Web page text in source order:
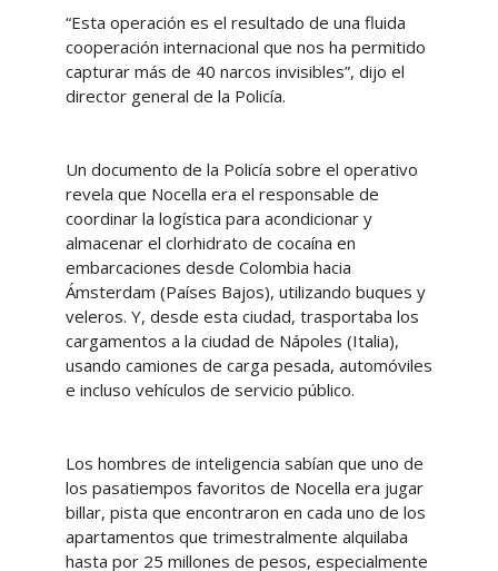
“Esta operación es el resultado de una fluida
cooperación internacional que nos ha permitido
capturar más de 40 narcos invisibles”, dijo el
director general de la Policía.
Un documento de la Policía sobre el operativo
revela que Nocella era el responsable de
coordinar la logística para acondicionar y
almacenar el clorhidrato de cocaína en
embarcaciones desde Colombia hacia
Ámsterdam (Países Bajos), utilizando buques y
veleros. Y, desde esta ciudad, trasportaba los
cargamentos a la ciudad de Nápoles (Italia),
usando camiones de carga pesada, automóviles
e incluso vehículos de servicio público.
Los hombres de inteligencia sabían que uno de
los pasatiempos favoritos de Nocella era jugar
billar, pista que encontraron en cada uno de los
apartamentos que trimestralmente alquilaba
hasta por 25 millones de pesos, especialmente